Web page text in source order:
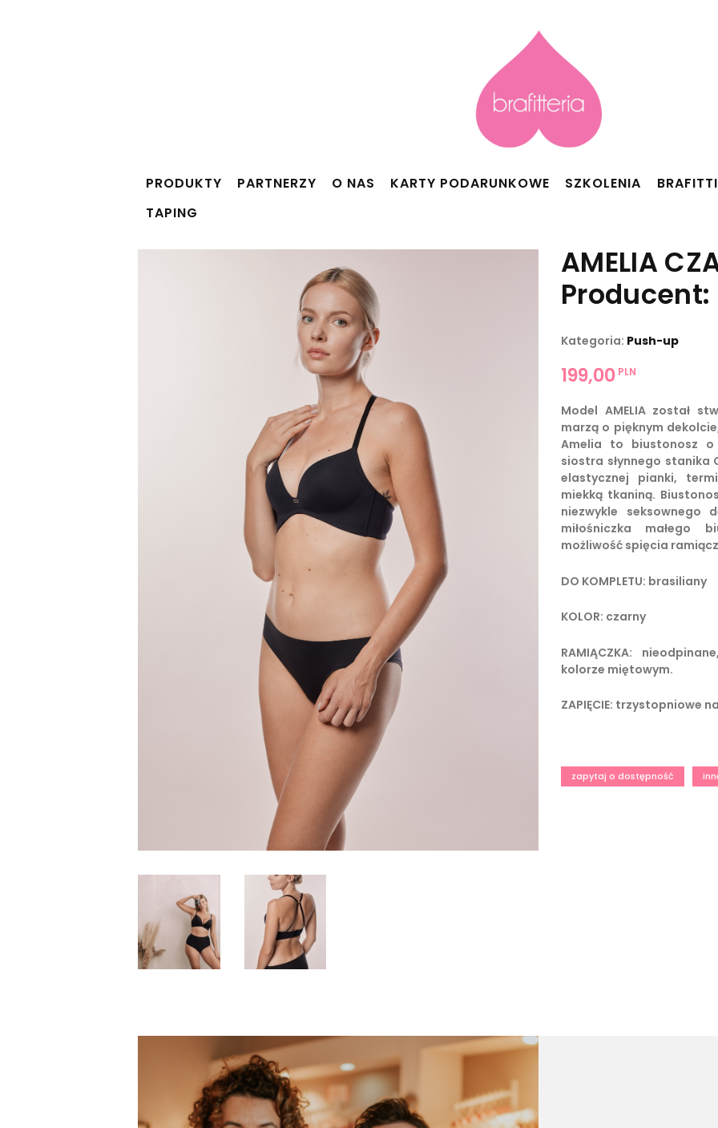
PRODUKTY PARTNERZY O NAS KARTY PODARUNKOWE SZKOLENIA
TAPING
AMELIA
Producent:
Kategoria: Push-up
199,00 PLN
Model AMELIA został
marzą o pięknym
Amelia to biustonosz
siostra słynnego stanika
elastycznej pianki,
miekką tkaniną.
niezwykle
miłośniczka małego
możliwość spięcia
DO KOMPLETU: brasiliany
KOLOR: czarny
RAMIĄCZKA:
kolorze miętowym.
ZAPIĘCIE: trzystopniowe
zapytaj o dostępność